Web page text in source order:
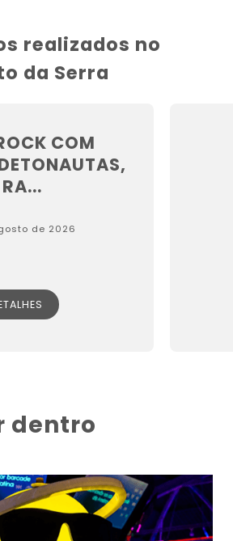
realizados no
da Serra
COM
RA...
de 2026
dentro